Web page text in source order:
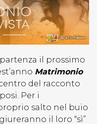
partenza il prossimo
Matrimonio
del racconto
Per i
salto nel buio
il loro “sì”